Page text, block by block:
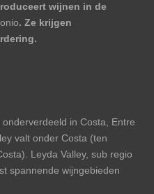
wijnen in de
. Ze krijgen
in Costa, Entre
valt onder Costa (ten
Leyda Valley, sub regio
spannende wijngebieden